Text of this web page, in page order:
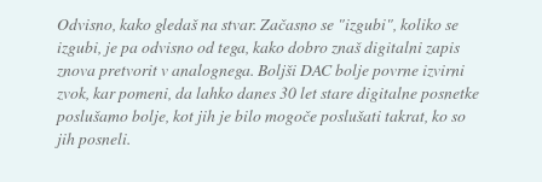
Odvisno, kako gledaš na stvar. Začasno se "izgubi", koliko se
izgubi, je pa odvisno od tega, kako dobro znaš digitalni zapis
znova pretvorit v analognega. Boljši DAC bolje povrne izvirni
zvok, kar pomeni, da lahko danes 30 let stare digitalne posnetke
poslušamo bolje, kot jih je bilo mogoče poslušati takrat, ko so
jih posneli.